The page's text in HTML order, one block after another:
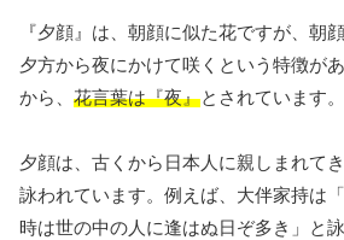
『夕顔』は、朝顔に似た花ですが、朝
夕方から夜にかけて咲くという特徴が
から、 花言葉は『夜』とされています。
夕顔は、古くから日本人に親しまれて
詠われています。例えば、大伴家持は
時は世の中の人に逢はぬ日ぞ多き」と